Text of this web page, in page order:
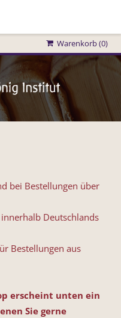
Warenkorb (0)
bei Bestellungen über
Deutschlands
Bestellungen aus
erscheint unten ein
Sie gerne